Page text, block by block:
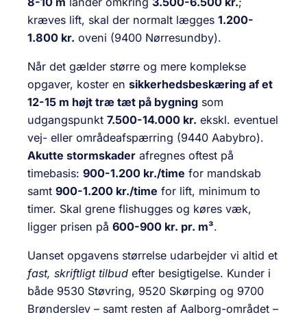
kræves lift, skal der normalt lægges 1.200-
1.800 kr. oveni (9400 Nørresundby).
Når det gælder større og mere komplekse
opgaver, koster en sikkerhedsbeskæring af et
12-15 m højt træ tæt på bygning som
udgangspunkt 7.500-14.000 kr. ekskl. eventuel
vej- eller områdeafspærring (9440 Aabybro).
Akutte stormskader afregnes oftest på
timebasis: 900-1.200 kr./time for mandskab
samt 900-1.200 kr./time for lift, minimum to
timer. Skal grene flishugges og køres væk,
ligger prisen på 600-900 kr. pr. m³.
Uanset opgavens størrelse udarbejder vi altid et
fast, skriftligt tilbud efter besigtigelse. Kunder i
både 9530 Støvring, 9520 Skørping og 9700
Brønderslev – samt resten af Aalborg-området –